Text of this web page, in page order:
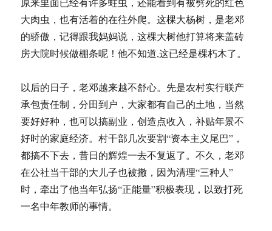
大肉虫，也有活着的在往外爬。这棵大杨树，是老邓
的骄傲，记得跟我妈妈说，这棵大树他打算将来盖砖
房大院时候做棚条呢！他不知道,这已经是棵朽木了。
以后的日子，老邓越来越不舒心。先是农村实行联产
承包责任制，分田到户，大家都有自己的土地，当然
要好好种，也可以搞副业，创造点收入，补贴年景不
好时的家庭经济。村干部几次要割“资本主义尾巴”，
都搞不下去，昔日的辉煌一去不复返了。不久，老邓
在公社当干部的大儿子也被撤，因为清理“三种人”
时，牵出了他当年弘扬“正能量”积极表现，以致打死
一名中年教师的事情。